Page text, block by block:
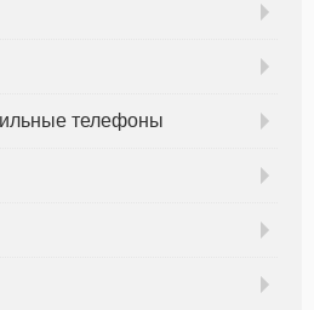
телефоны